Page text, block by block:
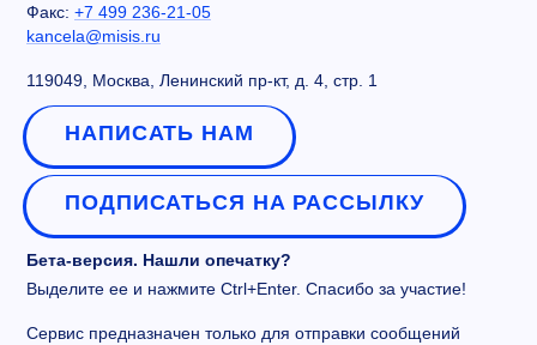
Факс: +7 499 236-21-05
kancela@misis.ru
119049, Москва, Ленинский пр-кт, д. 4, стр. 1
НАПИСАТЬ НАМ
ПОДПИСАТЬСЯ НА РАССЫЛКУ
Бета-версия. Нашли опечатку?
Выделите ее и нажмите Ctrl+Enter. Спасибо за участие!
Сервис предназначен только для отправки сообщений